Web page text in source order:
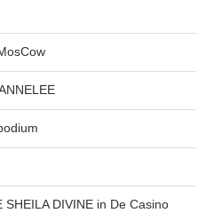
DIVINE in De Casino